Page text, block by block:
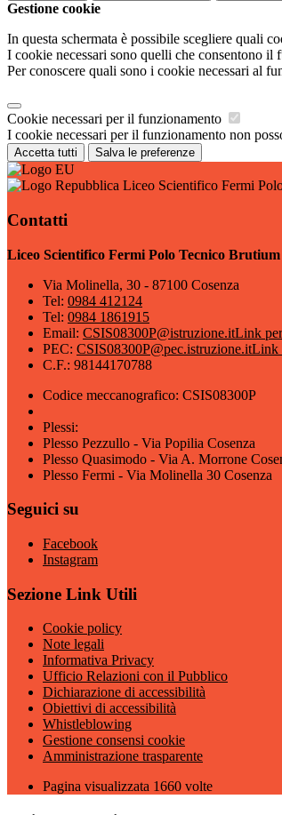
Gestione cookie
In questa schermata è possibile scegliere quali
I cookie necessari sono quelli che consentono
Per conoscere quali sono i cookie necessari al
Cookie necessari per il funzionamento
I cookie necessari per il funzionamento non
Accetta tutti Salva le preferenze
Liceo Scientifico Fermi
Contatti
Liceo Scientifico Fermi Polo Tecnico Brutium
Via Molinella, 30 - 87100 Cosenza
Tel: 0984 412124
Tel: 0984 1861915
Email: CSIS08300P@istruzione.itLink
PEC: CSIS08300P@pec.istruzione.itLink
C.F.: 98144170788
Codice meccanografico: CSIS08300P
Plessi:
Plesso Pezzullo - Via Popilia Cosenza
Plesso Quasimodo - Via A. Morrone
Plesso Fermi - Via Molinella 30 Cosenza
Seguici su
Facebook
Instagram
Sezione Link Utili
Cookie policy
Note legali
Informativa Privacy
Ufficio Relazioni con il Pubblico
Dichiarazione di accessibilità
Obiettivi di accessibilità
Whistleblowing
Gestione consensi cookie
Amministrazione trasparente
Pagina visualizzata 1660 volte